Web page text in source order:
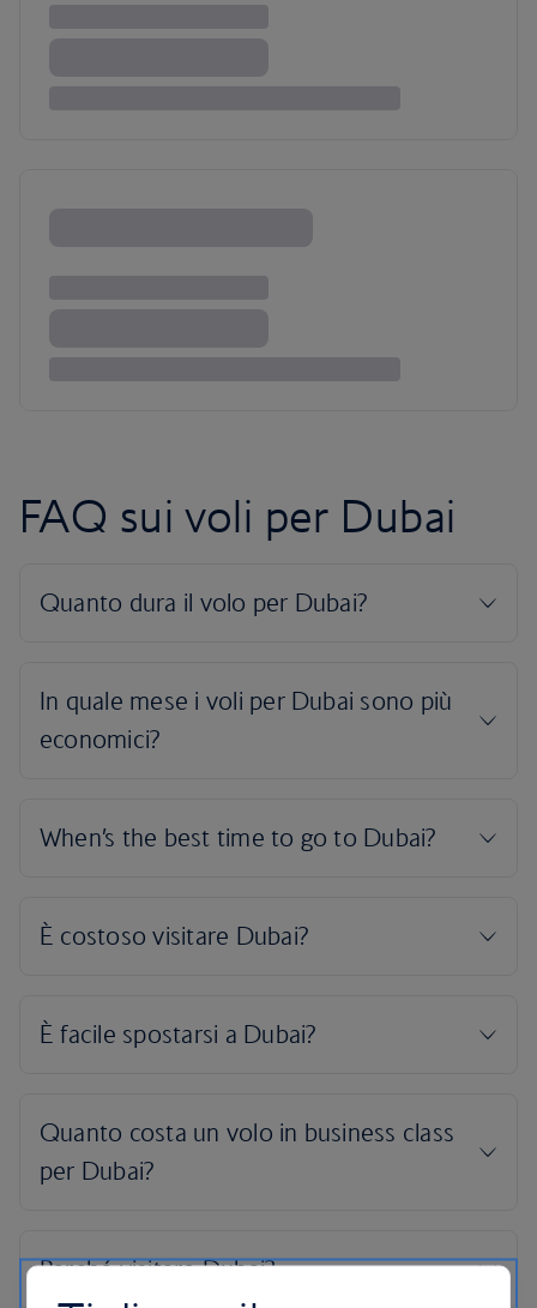
FAQ sui voli per Dubai